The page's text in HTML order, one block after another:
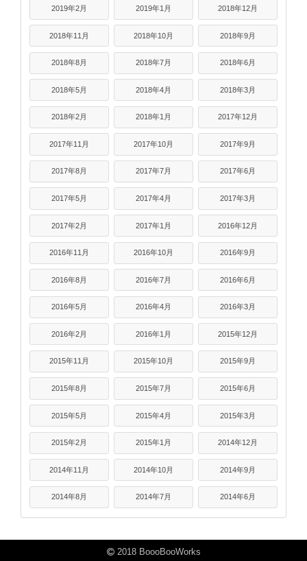
2019年2月 2019年1月 2018年12月
2018年11月 2018年10月 2018年9月
2018年8月 2018年7月 2018年6月
2018年5月 2018年4月 2018年3月
2018年2月 2018年1月 2017年12月
2017年11月 2017年10月 2017年9月
2017年8月 2017年7月 2017年6月
2017年5月 2017年4月 2017年3月
2017年2月 2017年1月 2016年12月
2016年11月 2016年10月 2016年9月
2016年8月 2016年7月 2016年6月
2016年5月 2016年4月 2016年3月
2016年2月 2016年1月 2015年12月
2015年11月 2015年10月 2015年9月
2015年8月 2015年7月 2015年6月
2015年5月 2015年4月 2015年3月
2015年2月 2015年1月 2014年12月
2014年11月 2014年10月 2014年9月
2014年8月 2014年7月 2014年6月
2018 BoooBooWorks